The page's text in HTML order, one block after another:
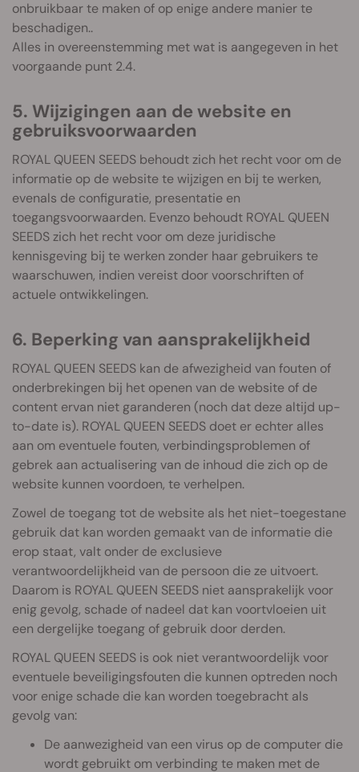
onbruikbaar te maken of op enige andere manier te
beschadigen..
Alles in overeenstemming met wat is aangegeven in het
voorgaande punt 2.4.
5. Wijzigingen aan de website en
gebruiksvoorwaarden
ROYAL QUEEN SEEDS behoudt zich het recht voor om de
informatie op de website te wijzigen en bij te werken,
evenals de configuratie, presentatie en
toegangsvoorwaarden. Evenzo behoudt ROYAL QUEEN
SEEDS zich het recht voor om deze juridische
kennisgeving bij te werken zonder haar gebruikers te
waarschuwen, indien vereist door voorschriften of
actuele ontwikkelingen.
6. Beperking van aansprakelijkheid
ROYAL QUEEN SEEDS kan de afwezigheid van fouten of
onderbrekingen bij het openen van de website of de
content ervan niet garanderen (noch dat deze altijd up-
to-date is). ROYAL QUEEN SEEDS doet er echter alles
aan om eventuele fouten, verbindingsproblemen of
gebrek aan actualisering van de inhoud die zich op de
website kunnen voordoen, te verhelpen.
Zowel de toegang tot de website als het niet-toegestane
gebruik dat kan worden gemaakt van de informatie die
erop staat, valt onder de exclusieve
verantwoordelijkheid van de persoon die ze uitvoert.
Daarom is ROYAL QUEEN SEEDS niet aansprakelijk voor
enig gevolg, schade of nadeel dat kan voortvloeien uit
een dergelijke toegang of gebruik door derden.
ROYAL QUEEN SEEDS is ook niet verantwoordelijk voor
eventuele beveiligingsfouten die kunnen optreden noch
voor enige schade die kan worden toegebracht als
gevolg van:
De aanwezigheid van een virus op de computer die
wordt gebruikt om verbinding te maken met de